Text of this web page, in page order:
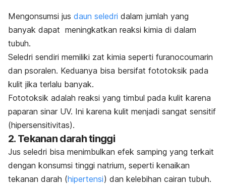
Mengonsumsi jus daun seledri dalam jumlah yang
banyak dapat meningkatkan reaksi kimia di dalam
tubuh.
Seledri sendiri memiliki zat kimia seperti furanocoumarin
dan psoralen. Keduanya bisa bersifat fototoksik pada
kulit jika terlalu banyak.
Fototoksik adalah reaksi yang timbul pada kulit karena
paparan sinar UV. Ini karena kulit menjadi sangat sensitif
(hipersensitivitas).
2. Tekanan darah tinggi
Jus seledri bisa menimbulkan efek samping yang terkait
dengan konsumsi tinggi natrium, seperti kenaikan
tekanan darah (hipertensi) dan kelebihan cairan tubuh.